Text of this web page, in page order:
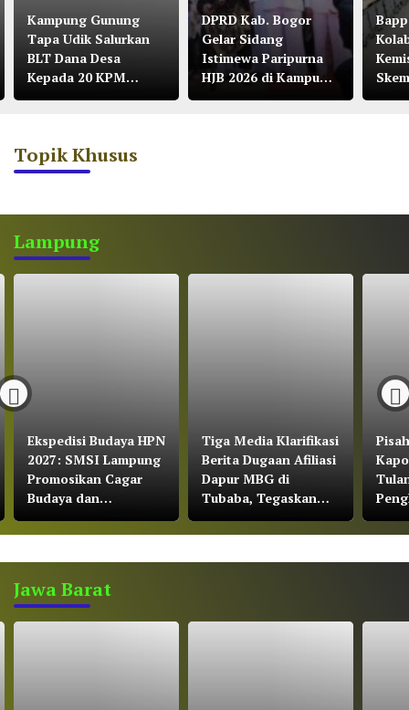
Kampung Gunung
Tapa Udik Salurkan
BLT Dana Desa
Kepada 20 KPM
Tahun 2026
DPRD Kab. Bogor
Gelar Sidang
Istimewa Paripurna
HJB 2026 di Kampung
Citalahab Desa
Topik Khusus
Lampung
Ekspedisi Budaya HPN
2027: SMSI Lampung
Promosikan Cagar
Budaya dan
Konservasi Gajah
Tiga Media Klarifikasi
Berita Dugaan Afiliasi
Dapur MBG di
Tubaba, Tegaskan
Bekerja Sesuai UU
Pers dan Kode Etik
Jawa Barat